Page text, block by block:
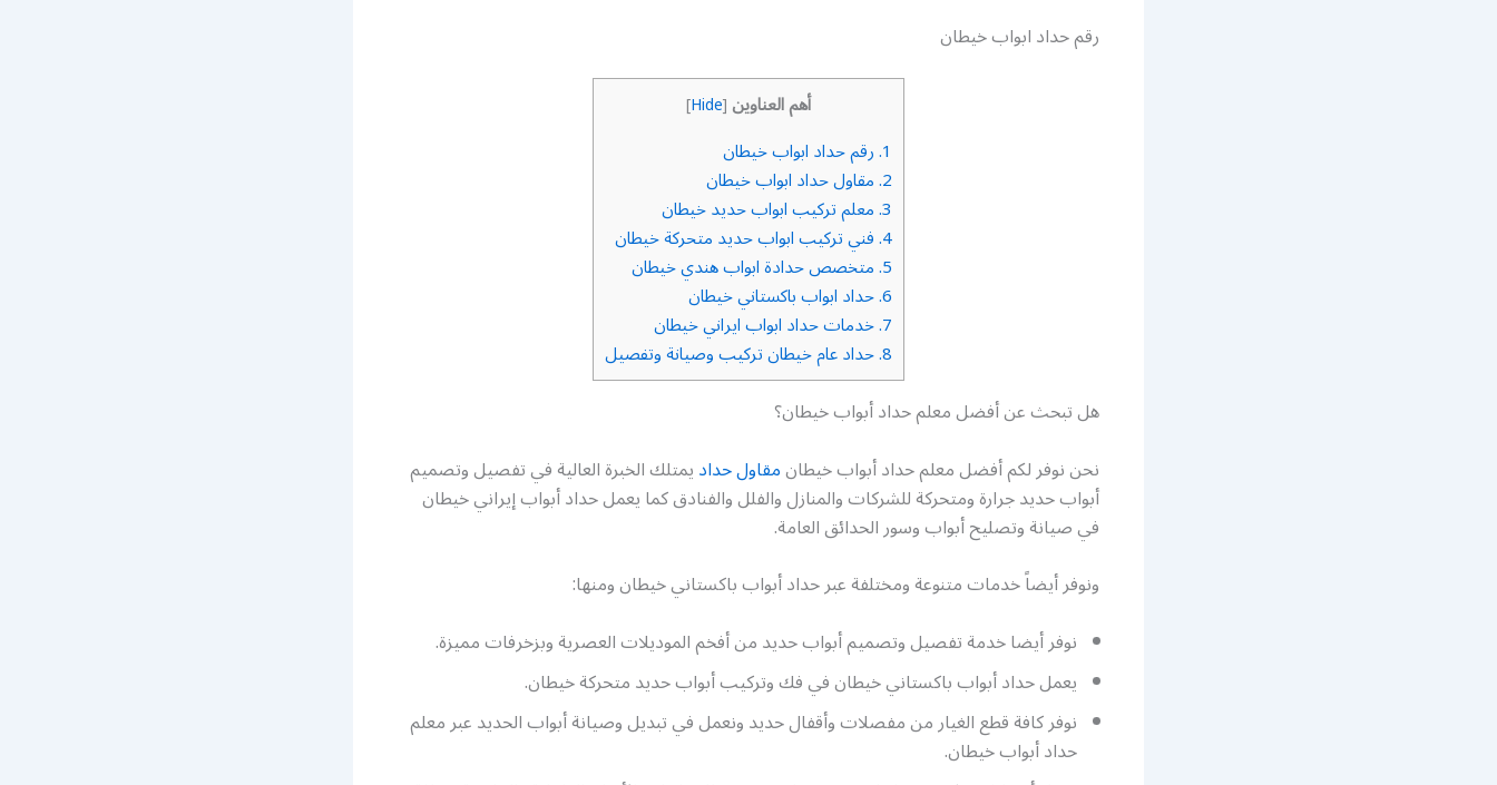
رقم حداد ابواب خيطان
أهم العناوين [
Hide
]
1. رقم حداد ابواب خيطان
2. مقاول حداد ابواب خيطان
3. معلم تركيب ابواب حديد خيطان
4. فني تركيب ابواب حديد متحركة خيطان
5. متخصص حدادة ابواب هندي خيطان
6. حداد ابواب باكستاني خيطان
7. خدمات حداد ابواب ايراني خيطان
8. حداد عام خيطان تركيب وصيانة وتفصيل
هل تبحث عن أفضل معلم حداد أبواب خيطان؟
نحن نوفر لكم أفضل معلم حداد أبواب خيطانمقاول حداديمتلك الخبرة العالية في تفصيل وتصميم
أبواب حديد جرارة ومتحركة للشركات والمنازل والفلل والفنادق كما يعمل حداد أبواب إيراني خيطان
في صيانة وتصليح أبواب وسور الحدائق العامة.
ونوفر أيضاً خدمات متنوعة ومختلفة عبر حداد أبواب باكستاني خيطان ومنها:
نوفر أيضا خدمة تفصيل وتصميم أبواب حديد من أفخم الموديلات العصرية وبزخرفات مميزة.
يعمل حداد أبواب باكستاني خيطان في فك وتركيب أبواب حديد متحركة خيطان.
نوفر كافة قطع الغيار من مفصلات وأقفال حديد ونعمل في تبديل وصيانة أبواب الحديد عبر معلم
حداد أبواب خيطان.